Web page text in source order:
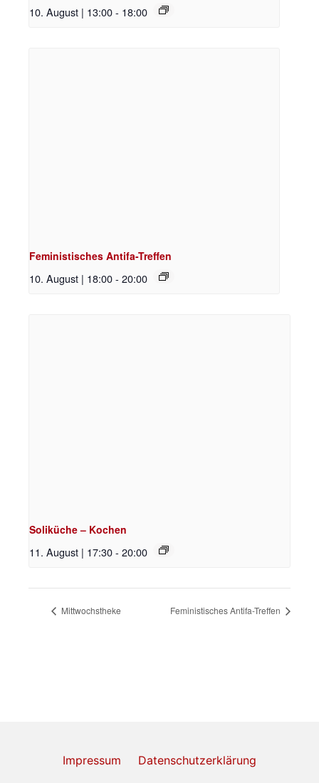
10. August | 13:00- 18:00
Feministisches Antifa-Treffen
10. August | 18:00- 20:00
Soliküche – Kochen
11. August | 17:30- 20:00
Mittwochstheke Feministisches Antifa-Treffen
Impressum Datenschutzerklärung